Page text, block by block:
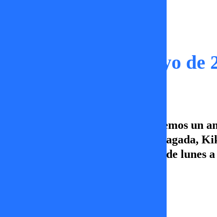
Sígueme | 29 de mayo de
En este capítulo de Sígueme hacemos un
conversamos sobre Cristián Arriagada,
a un nuevo capítulo de Sígueme, de